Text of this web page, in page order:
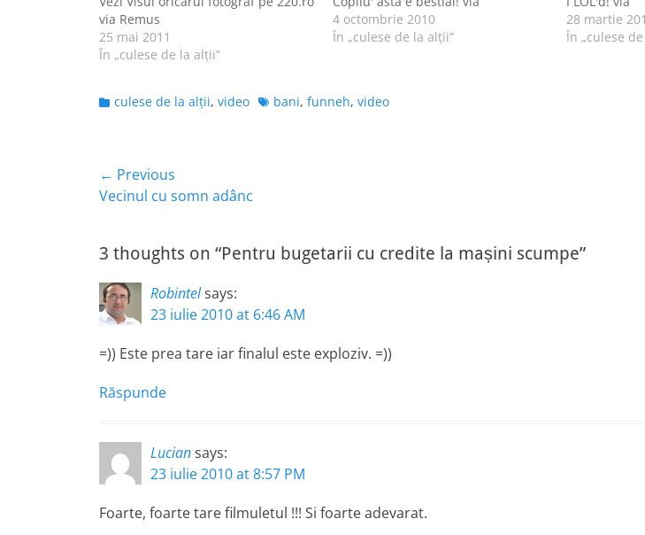
via Remus
25 mai 2011
În „culese de la alţii”
4 octombrie 2010
În „culese de la alţii”
28 martie
În „culese
Categories
culese de la alţii, video Tagsbani, funneh, video
Navigare
în
articole
← Previous
Previous
Vecinul cu somn adânc
3 thoughts on “Pentru bugetarii cu credite la mașini scumpe”
Robintelsays:
23 iulie 2010 at 6:46 AM
=)) Este prea tare iar finalul este exploziv. =))
Răspunde
Luciansays:
23 iulie 2010 at 8:57 PM
Foarte, foarte tare filmuletul !!! Si foarte adevarat.